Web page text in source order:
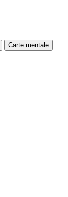
Carte mentale